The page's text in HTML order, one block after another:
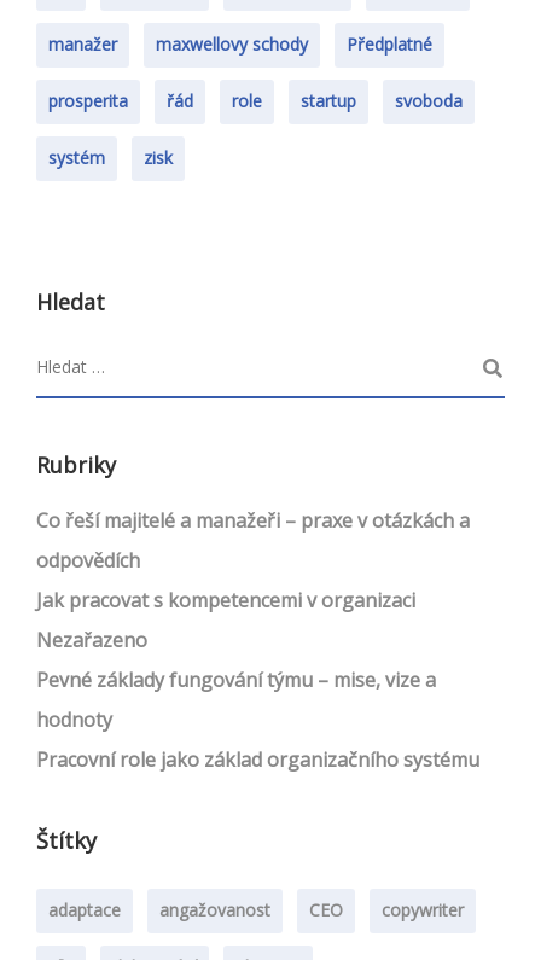
manažer maxwellovy schody Předplatné
prosperita řád role startup svoboda
systém zisk
Hledat
Rubriky
Co řeší majitelé a manažeři – praxe v otázkách a
odpovědích
Jak pracovat s kompetencemi v organizaci
Nezařazeno
Pevné základy fungování týmu – mise, vize a
hodnoty
Pracovní role jako základ organizačního systému
Štítky
adaptace angažovanost CEO copywriter